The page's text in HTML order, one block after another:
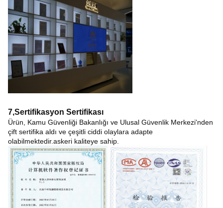
7,Sertifikasyon Sertifikası
Ürün, Kamu Güvenliği Bakanlığı ve Ulusal Güvenlik Merkezi'nden
çift sertifika aldı ve çeşitli ciddi olaylara adapte
olabilmektedir.askeri kaliteye sahip.